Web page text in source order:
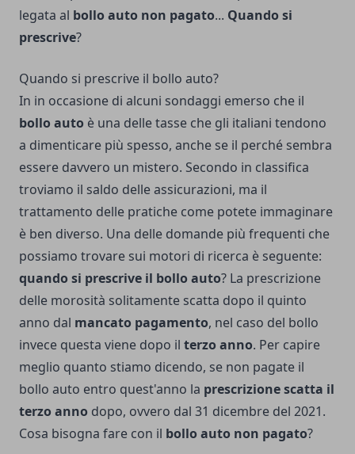
legata al bollo auto non pagato... Quando si
prescrive?
Quando si prescrive il bollo auto?
In in occasione di alcuni sondaggi emerso che il
bollo auto è una delle tasse che gli italiani tendono
a dimenticare più spesso, anche se il perché sembra
essere davvero un mistero. Secondo in classifica
troviamo il saldo delle assicurazioni, ma il
trattamento delle pratiche come potete immaginare
è ben diverso. Una delle domande più frequenti che
possiamo trovare sui motori di ricerca è seguente:
quando si prescrive il bollo auto? La prescrizione
delle morosità solitamente scatta dopo il quinto
anno dal mancato pagamento, nel caso del bollo
invece questa viene dopo il terzo anno. Per capire
meglio quanto stiamo dicendo, se non pagate il
bollo auto entro quest'anno la prescrizione scatta il
terzo anno dopo, ovvero dal 31 dicembre del 2021.
Cosa bisogna fare con il bollo auto non pagato?